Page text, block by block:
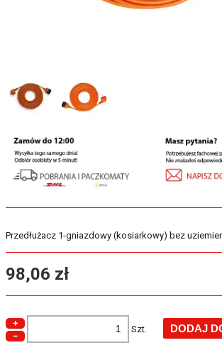
Przedłużacz 1-gniazdowy (kosiarkowy) bez
98,06 zł
+
−
Szt.